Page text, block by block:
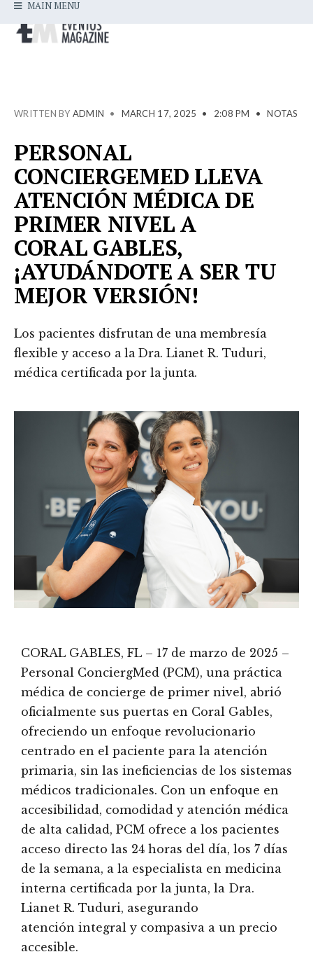
MAIN MENU
WRITTEN BY ADMIN • MARCH 17, 2025 • 2:08 PM • NOTAS
PERSONAL
CONCIERGEMED LLEVA
ATENCIÓN MÉDICA DE
PRIMER NIVEL A
CORAL GABLES,
¡AYUDÁNDOTE A SER TU
MEJOR VERSIÓN!
Los pacientes disfrutan de una membresía
flexible y acceso a la Dra. Lianet R. Tuduri,
médica certificada por la junta.
CORAL GABLES, FL – 17 de marzo de 2025 –
Personal ConciergMed (PCM), una práctica
médica de concierge de primer nivel, abrió
oficialmente sus puertas en Coral Gables,
ofreciendo un enfoque revolucionario
centrado en el paciente para la atención
primaria, sin las ineficiencias de los sistemas
médicos tradicionales. Con un enfoque en
accesibilidad, comodidad y atención médica
de alta calidad, PCM ofrece a los pacientes
acceso directo las 24 horas del día, los 7 días
de la semana, a la especialista en medicina
interna certificada por la junta, la Dra.
Lianet R. Tuduri, asegurando
atención integral y compasiva a un precio
accesible.